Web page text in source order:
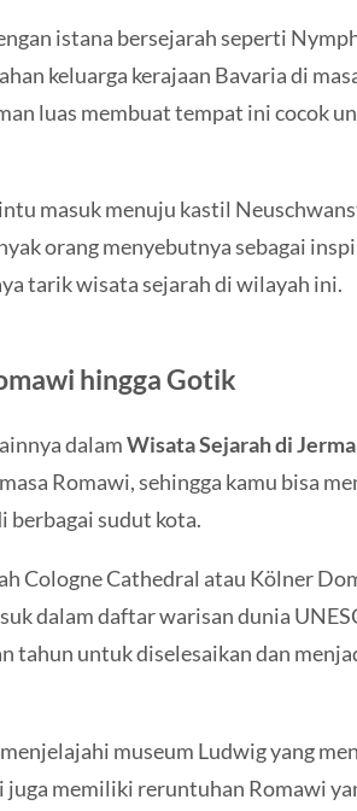
istana bersejarah seperti
keluarga kerajaan Bavaria di
luas membuat tempat ini cocok
masuk menuju kastil
orang menyebutnya sebagai
tarik wisata sejarah di wilayah ini.
hingga Gotik
dalamWisata Sejarah di
Romawi, sehingga kamu bisa
berbagai sudut kota.
Cologne Cathedral atau Kölner
dalam daftar warisan dunia
tahun untuk diselesaikan dan
museum Ludwig yang
juga memiliki reruntuhan Romawi